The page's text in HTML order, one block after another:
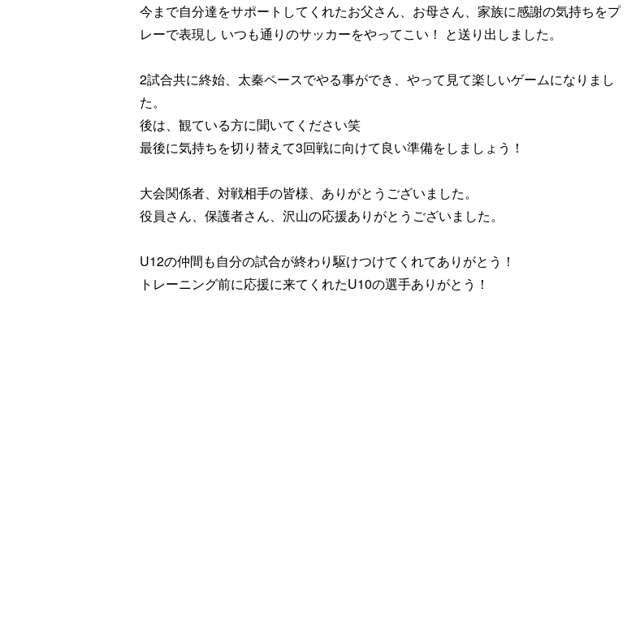
今まで自分達をサポートしてくれたお父さん、お母さん、家族に感謝の気持ちをプ
レーで表現し いつも通りのサッカーをやってこい！ と送り出しました。
2試合共に終始、太秦ペースでやる事ができ、やって見て楽しいゲームになりまし
た。
後は、観ている方に聞いてください笑
最後に気持ちを切り替えて3回戦に向けて良い準備をしましょう！
大会関係者、対戦相手の皆様、ありがとうございました。
役員さん、保護者さん、沢山の応援ありがとうございました。
U12の仲間も自分の試合が終わり駆けつけてくれてありがとう！
トレーニング前に応援に来てくれたU10の選手ありがとう！